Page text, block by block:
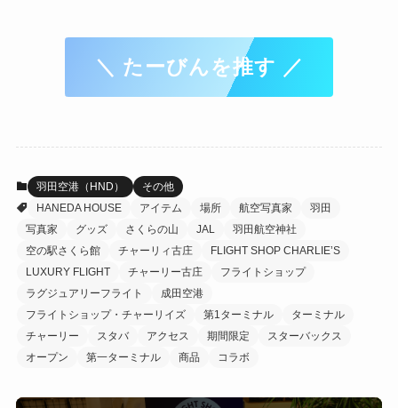
＼ たーびんを推す ／
羽田空港（HND）
その他
HANEDA HOUSE
アイテム 場所 航空写真家
羽田
写真家
グッズ さくらの山 JAL
羽田航空神社
空の駅さくら館
チャーリィ古庄
FLIGHT SHOP CHARLIE’S
LUXURY FLIGHT
チャーリー古庄
フライトショップ
ラグジュアリーフライト
成田空港
フライトショップ・チャーリイズ
第1ターミナル
ターミナル
チャーリー
スタバ アクセス 期間限定
スターバックス
オープン
第一ターミナル 商品 コラボ